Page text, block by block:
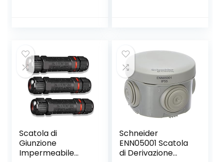
Filo Fase/Neutro,
Torcia, Allarme
Acustico
Scatola di
Giunzione
Impermeabile
Schneider
ENN05001 Scatola
di Derivazione